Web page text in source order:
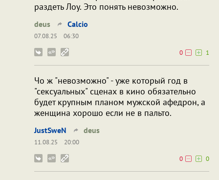
раздеть Лоу. Это понять невозможно.
deus Calcio
07.08.25
06:30
0
1
Чо ж "невозможно" - уже который год в
"сексуальных" сценах в кино обязательно
будет крупным планом мужской афедрон, а
женщина хорошо если не в пальто.
JustSweN deus
11.08.25
20:00
0
0